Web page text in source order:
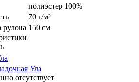
полиэстер 100%
70 г/м²
150 см
Ула
отсутствует